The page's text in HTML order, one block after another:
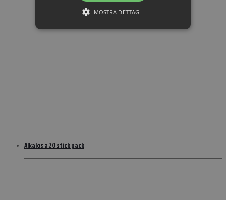
Alkalos a 20 stick pack
MOSTRA DETTAGLI